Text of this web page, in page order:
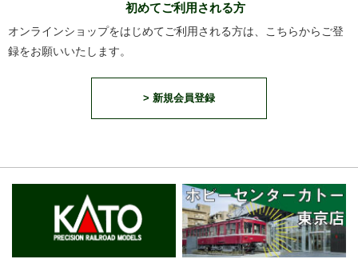
初めてご利用される方
オンラインショップをはじめてご利用される方は、こちらからご登
録をお願いいたします。
> 新規会員登録